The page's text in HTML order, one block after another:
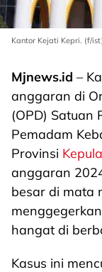
Kantor Kejati Kepri. (f/
Mjnews.id –
anggaran di
(OPD) Satuan
Pemadam
Provinsi
anggaran
besar di mata
hangat di
Kasus ini